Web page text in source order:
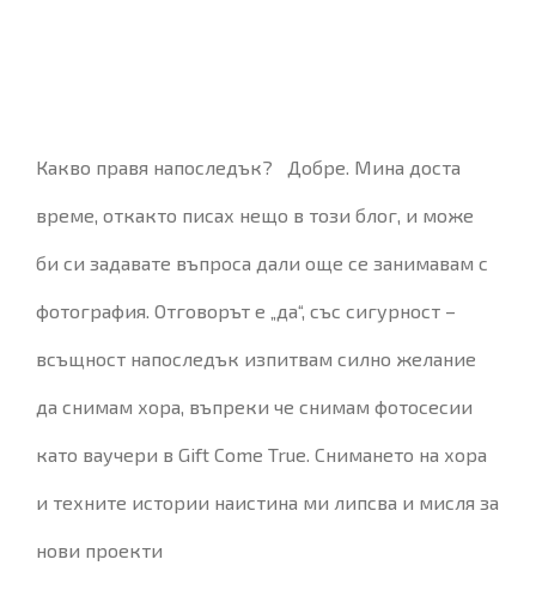
Какво правя напоследък? Добре. Мина доста
време, откакто писах нещо в този блог, и може
би си задавате въпроса дали още се занимавам с
фотография. Отговорът е „да“, със сигурност –
всъщност напоследък изпитвам силно желание
да снимам хора, въпреки че снимам фотосесии
като ваучери в Gift Come True. Снимането на хора
и техните истории наистина ми липсва и мисля за
нови проекти